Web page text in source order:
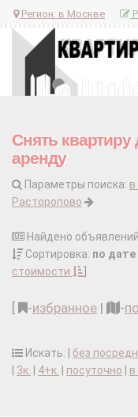
Регион: в Москве
Снять
аренду
Параметры поиска:
Расторопово
Найдено
Сортировка: по
стоимости
-избранное | -
Искать: | без
3к. 4+к. посуточно